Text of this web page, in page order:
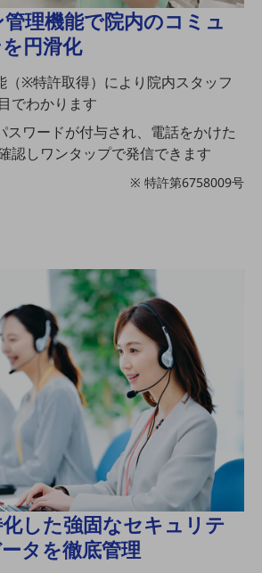
ーク
ラインで
理機能で院内のコミュ
円滑化
（※特許取得）により院内スタッフ
でわかります
スワードが付与され、電話をかけた
認しワンタップで発信できます
※ 特許第6758009号
した強固なセキュリテ
タを徹底管理